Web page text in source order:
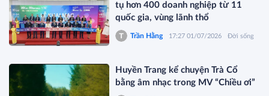
tụ hơn 400 doanh nghiệp từ 11
quốc gia, vùng lãnh thổ
Trần Hằng 17:27 01/07/2026 Đời sống
Huyền Trang kể chuyện Trà Cổ
bằng âm nhạc trong MV “Chiều ơi”